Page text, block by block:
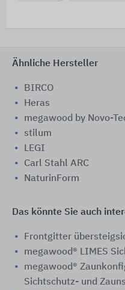
Ähnliche Hersteller
BIRCO
Heras
megawood by Novo-
stilum
LEGI
Carl Stahl ARC
NaturinForm
Das könnte Sie auch
Frontgitter
megawood® LIMES
megawood®
Sichtschutz- und